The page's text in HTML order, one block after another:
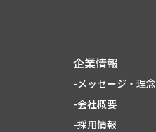
企業情報
-メッセージ・理念
-会社概要
-採用情報